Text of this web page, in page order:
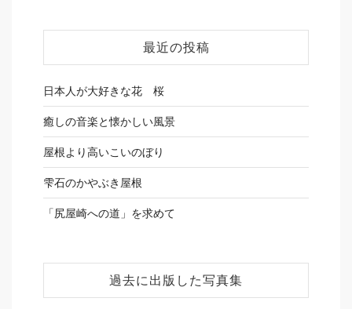
最近の投稿
日本人が大好きな花 桜
癒しの音楽と懐かしい風景
屋根より高いこいのぼり
雫石のかやぶき屋根
「尻屋崎への道」を求めて
過去に出版した写真集